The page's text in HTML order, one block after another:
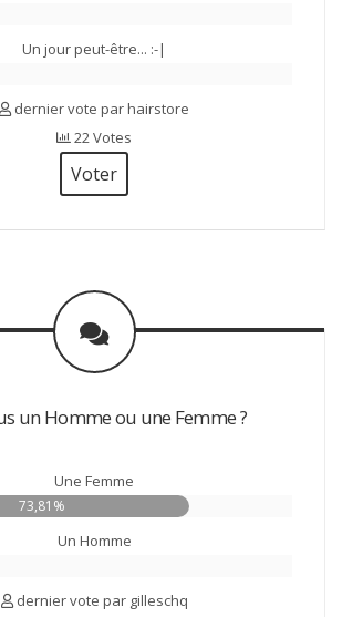
Un jour peut-être... :-|
dernier vote par hairstore
22 Votes
Voter
un Homme ou une Femme ?
Une Femme
73,81%
Un Homme
dernier vote par gilleschq